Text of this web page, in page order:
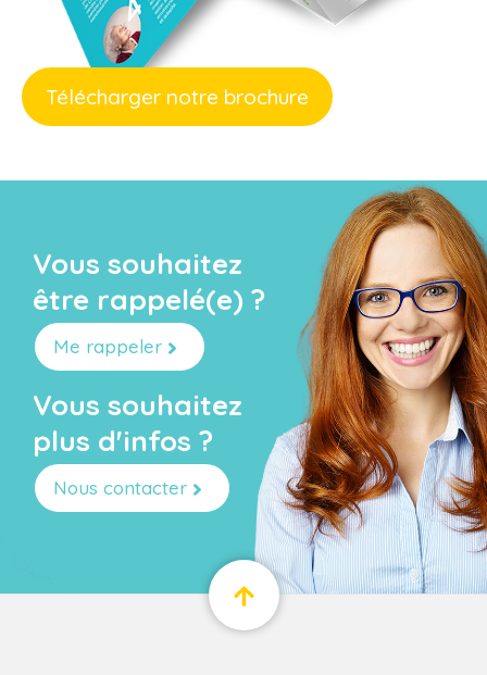
Télécharger notre brochure
Vous souhaitez
être rappelé(e) ?
Me rappeler
Vous souhaitez
plus d'infos ?
Nous contacter